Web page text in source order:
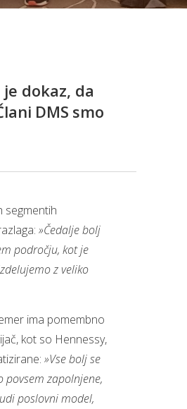
dokaz, da
DMS smo
segmentih
»Čedalje bolj
področju, kot je
z veliko
ima pomembno
kot so Hennessy,
»Vse bolj se
zapolnjene,
poslovni model,